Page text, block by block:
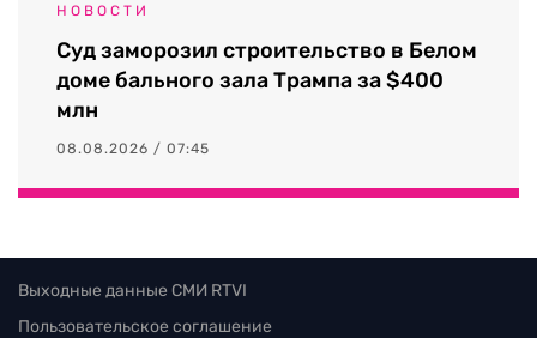
НОВОСТИ
Суд заморозил строительство в Белом
доме бального зала Трампа за $400
млн
08.08.2026 / 07:45
Выходные данные СМИ RTVI
Пользовательское соглашение